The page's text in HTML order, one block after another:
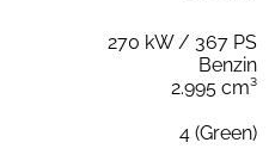
270 kW / 367 PS
Benzin
2.995 cm³
4 (Green)